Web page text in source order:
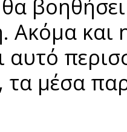
Ακόμα και
αυτό
τα μέσα